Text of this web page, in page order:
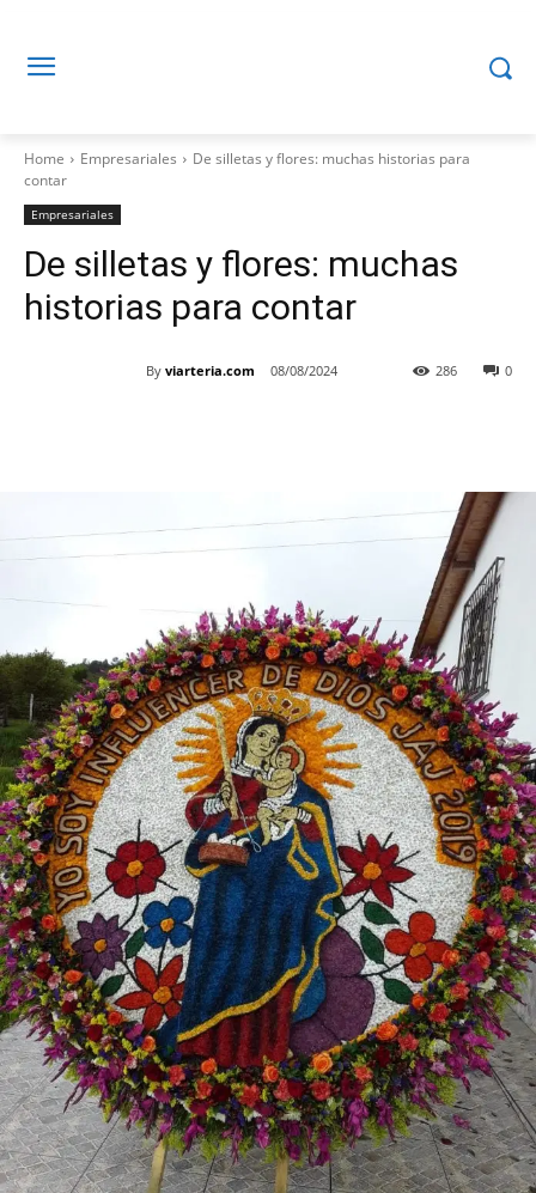
Home Empresariales
De silletas y flores: muchas historias para
contar
Empresariales
De silletas y flores: muchas
historias para contar
By viarteria.com 08/08/2024 0
286